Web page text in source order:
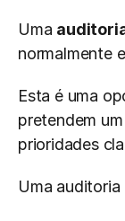
Uma
normalmente
Esta é uma
pretendem
prioridades
Uma